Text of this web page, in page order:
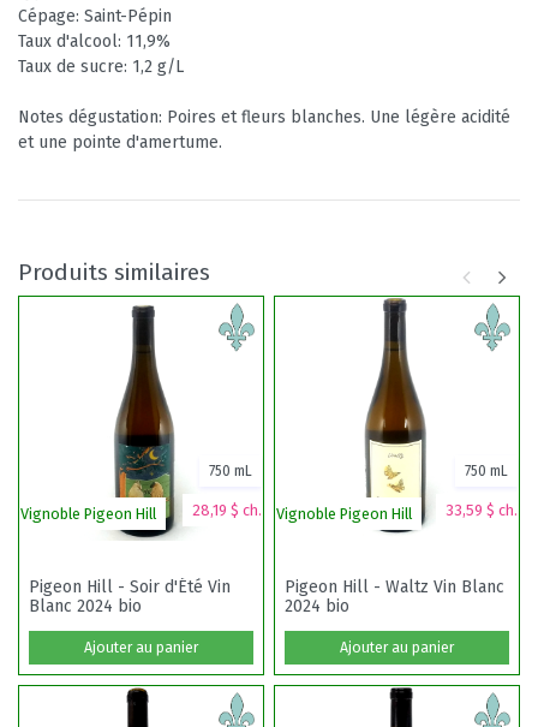
Cépage: Saint-Pépin
Taux d'alcool: 11,9%
Taux de sucre: 1,2 g/L
Notes dégustation: Poires et fleurs blanches. Une légère acidité
et une pointe d'amertume.
Produits similaires
Vignoble Pigeon Hill 28,19 $ ch.
750 mL
Pigeon Hill - Soir d'Été Vin
Blanc 2024 bio
Ajouter au panier
Vignoble Pigeon Hill 33,59 $ ch.
750 mL
Pigeon Hill - Waltz Vin Blanc
2024 bio
Ajouter au panier